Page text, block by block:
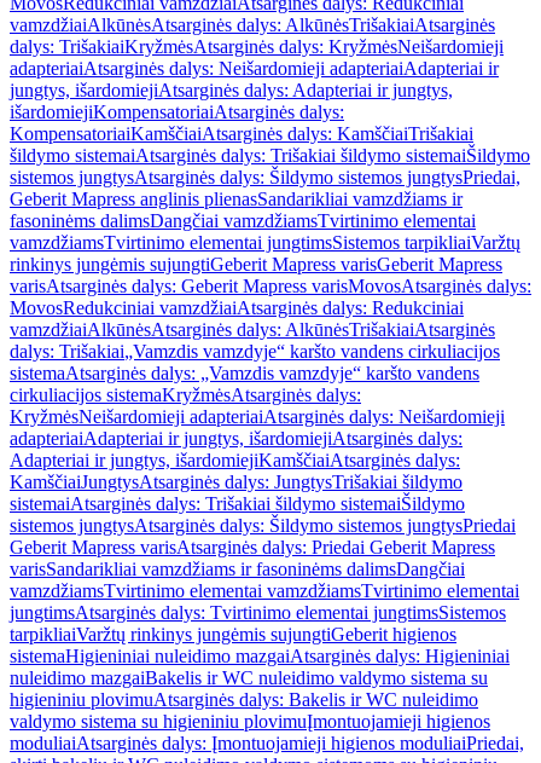
vamzdžiaiAlkūnėsAtsarginės dalys: AlkūnėsTrišakiaiAtsarginės
dalys: TrišakiaiKryžmėsAtsarginės dalys: KryžmėsNeišardomieji
adapteriaiAtsarginės dalys: Neišardomieji adapteriaiAdapteriai ir
jungtys, išardomiejiAtsarginės dalys: Adapteriai ir jungtys,
išardomiejiKompensatoriaiAtsarginės dalys:
KompensatoriaiKamščiaiAtsarginės dalys: KamščiaiTrišakiai
šildymo sistemaiAtsarginės dalys: Trišakiai šildymo sistemaiŠildymo
sistemos jungtysAtsarginės dalys: Šildymo sistemos jungtysPriedai,
Geberit Mapress anglinis plienasSandarikliai vamzdžiams ir
fasoninėms dalimsDangčiai vamzdžiamsTvirtinimo elementai
vamzdžiamsTvirtinimo elementai jungtimsSistemos tarpikliaiVaržtų
rinkinys jungėmis sujungtiGeberit Mapress varisGeberit Mapress
varisAtsarginės dalys: Geberit Mapress varisMovosAtsarginės dalys:
MovosRedukciniai vamzdžiaiAtsarginės dalys: Redukciniai
vamzdžiaiAlkūnėsAtsarginės dalys: AlkūnėsTrišakiaiAtsarginės
dalys: Trišakiai„Vamzdis vamzdyje“ karšto vandens cirkuliacijos
sistemaAtsarginės dalys: „Vamzdis vamzdyje“ karšto vandens
cirkuliacijos sistemaKryžmėsAtsarginės dalys:
KryžmėsNeišardomieji adapteriaiAtsarginės dalys: Neišardomieji
adapteriaiAdapteriai ir jungtys, išardomiejiAtsarginės dalys:
Adapteriai ir jungtys, išardomiejiKamščiaiAtsarginės dalys:
KamščiaiJungtysAtsarginės dalys: JungtysTrišakiai šildymo
sistemaiAtsarginės dalys: Trišakiai šildymo sistemaiŠildymo
sistemos jungtysAtsarginės dalys: Šildymo sistemos jungtysPriedai
Geberit Mapress varisAtsarginės dalys: Priedai Geberit Mapress
varisSandarikliai vamzdžiams ir fasoninėms dalimsDangčiai
vamzdžiamsTvirtinimo elementai vamzdžiamsTvirtinimo elementai
jungtimsAtsarginės dalys: Tvirtinimo elementai jungtimsSistemos
tarpikliaiVaržtų rinkinys jungėmis sujungtiGeberit higienos
sistemaHigieniniai nuleidimo mazgaiAtsarginės dalys: Higieniniai
nuleidimo mazgaiBakelis ir WC nuleidimo valdymo sistema su
higieniniu plovimuAtsarginės dalys: Bakelis ir WC nuleidimo
valdymo sistema su higieniniu plovimuĮmontuojamieji higienos
moduliaiAtsarginės dalys: Įmontuojamieji higienos moduliaiPriedai,